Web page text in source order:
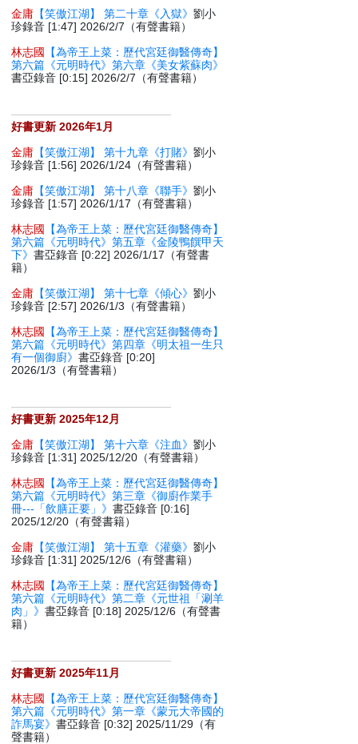
金庸 【笑傲江湖】 第二十章《入獄》劉小
珍錄音 [1:47] 2026/2/7（有聲書籍）
林志國
【為帝王上菜：歷代宮廷御醫傳奇】
第六篇《元明時代》第六章《美女紫蘇肉》
書亞錄音 [0:15] 2026/2/7（有聲書籍）
好書更新 2026年1月
金庸 【笑傲江湖】 第十九章《打賭》劉小
珍錄音 [1:56] 2026/1/24（有聲書籍）
金庸 【笑傲江湖】 第十八章《聯手》劉小
珍錄音 [1:57] 2026/1/17（有聲書籍）
林志國
【為帝王上菜：歷代宮廷御醫傳奇】
第六篇《元明時代》第五章《金陵鴨饌甲天
下》書亞錄音 [0:22] 2026/1/17（有聲書
籍）
金庸 【笑傲江湖】 第十七章《傾心》劉小
珍錄音 [2:57] 2026/1/3（有聲書籍）
林志國
【為帝王上菜：歷代宮廷御醫傳奇】
第六篇《元明時代》第四章《明太祖一生只
有一個御廚》書亞錄音 [0:20]
2026/1/3（有聲書籍）
好書更新 2025年12月
金庸 【笑傲江湖】 第十六章《注血》劉小
珍錄音 [1:31] 2025/12/20（有聲書籍）
林志國
【為帝王上菜：歷代宮廷御醫傳奇】
第六篇《元明時代》第三章《御廚作業手
冊---「飲膳正要」》書亞錄音 [0:16]
2025/12/20（有聲書籍）
金庸 【笑傲江湖】 第十五章《灌藥》劉小
珍錄音 [1:31] 2025/12/6（有聲書籍）
林志國
【為帝王上菜：歷代宮廷御醫傳奇】
第六篇《元明時代》第二章《元世祖「涮羊
肉」》書亞錄音 [0:18] 2025/12/6（有聲書
籍）
好書更新 2025年11月
林志國
【為帝王上菜：歷代宮廷御醫傳奇】
第六篇《元明時代》第一章《蒙元大帝國的
詐馬宴》書亞錄音 [0:32] 2025/11/29（有
聲書籍）